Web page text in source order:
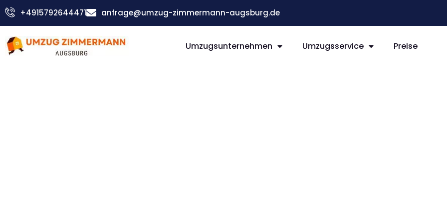
Zum
Inhalt
+4915792644471 anfrage@umzug-zimmermann-augsburg.de
Umzugsunternehmen Umzugsservice Preise